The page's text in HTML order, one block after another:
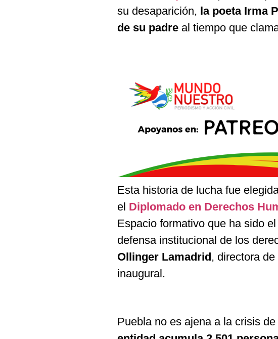
su desaparición, la poeta Irma
de su padre al tiempo que
Esta historia de lucha fue
el Diplomado en Derechos
Espacio formativo que ha sido
defensa institucional de los
Ollinger Lamadrid, directora
inaugural.
Puebla no es ajena a la crisis